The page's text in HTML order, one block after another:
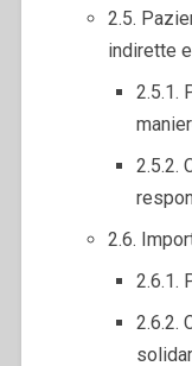
2.5.
indirette
2.5.1.
2.5.2.
2.6.
2.6.1.
2.6.2.